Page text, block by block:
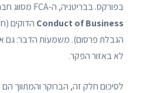
בפורקס. בבריטניה, ה-FCA מסווג חברות CFD ופורקס תחת כלליי
Conduct of Business הדוקים
הגבלת פרסום). משמעות הדבר: גם
לא באזור הפקר.
לסיכום חלק זה, הברוקר והמתווך